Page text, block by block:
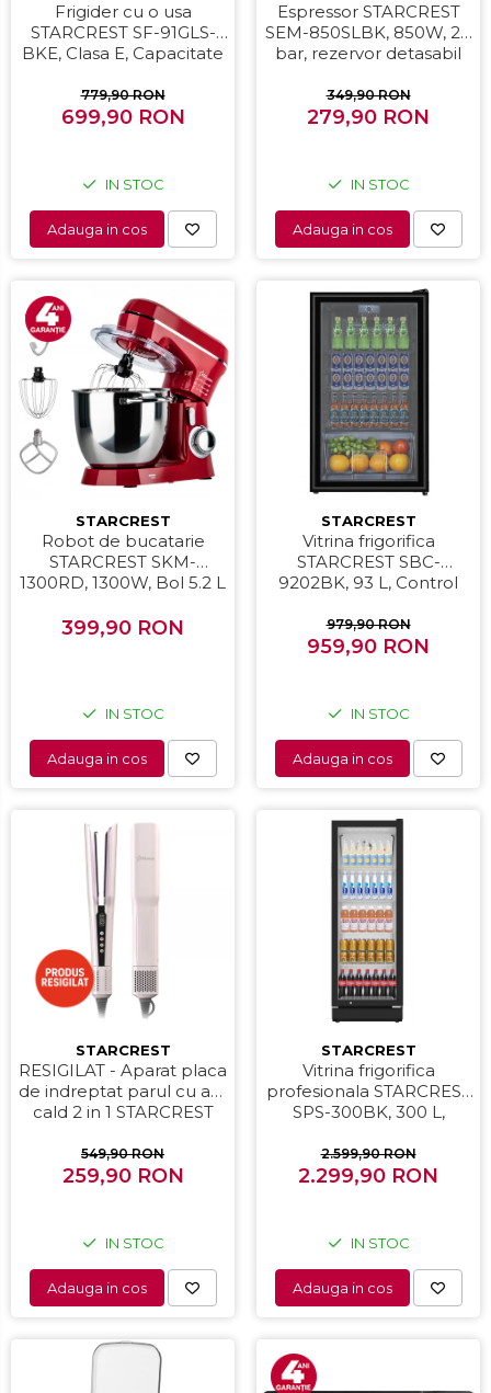
Frigider cu o usa
STARCREST SF-91GLS-
BKE, Clasa E, Capacitate
H 83 cm, Sticla Neagra
779,90 RON
699,90 RON
IN STOC
Adauga in cos
Espressor STARCREST
SEM-850SLBK, 850W, 20
bar, rezervor detasabil
filtru dublu din inox,
Negru/Inox
349,90 RON
279,90 RON
IN STOC
Adauga in cos
STARCREST
Robot de bucatarie
STARCREST SKM-
1300RD, 1300W, Bol 5.2 L
Viteze + Pulse, Angrenaje
metalice, Rosu
399,90 RON
IN STOC
Adauga in cos
STARCREST
Vitrina frigorifica
STARCREST SBC-
9202BK, 93 L, Control
H 83.2 cm, Negru
979,90 RON
959,90 RON
IN STOC
Adauga in cos
STARCREST
RESIGILAT - Aparat placa
de indreptat parul cu aer
cald 2 in 1 STARCREST
Uscare si indreptare,
Afisaj LCD, Tehnologie cu
Roz
549,90 RON
259,90 RON
IN STOC
Adauga in cos
STARCREST
Vitrina frigorifica
profesionala STARCREST
SPS-300BK, 300 L,
Iluminare LED, H 169.5
cm, Negru
2.599,90 RON
2.299,90 RON
IN STOC
Adauga in cos